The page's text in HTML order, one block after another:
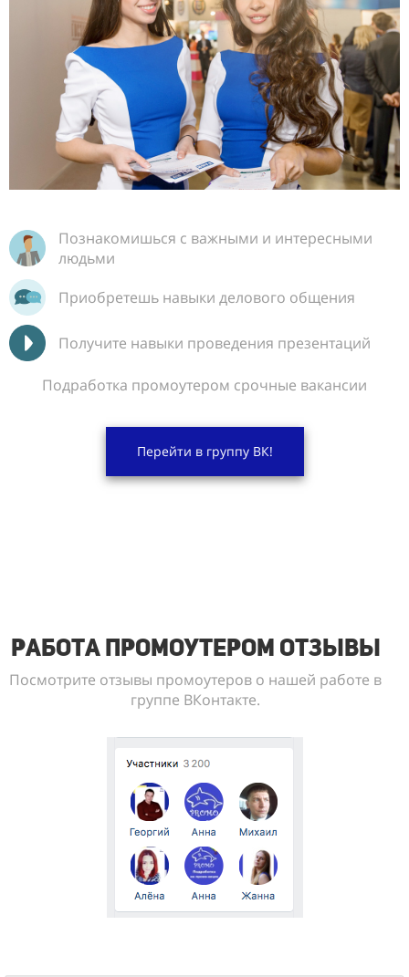
Познакомишься с важными и интересными
людьми
Приобретешь навыки делового общения
Получите навыки проведения презентаций
Подработка промоутером срочные вакансии
Перейти в группу ВК!
Работа промоутером отзывы
Посмотрите отзывы промоутеров о нашей работе в
группе ВКонтакте.